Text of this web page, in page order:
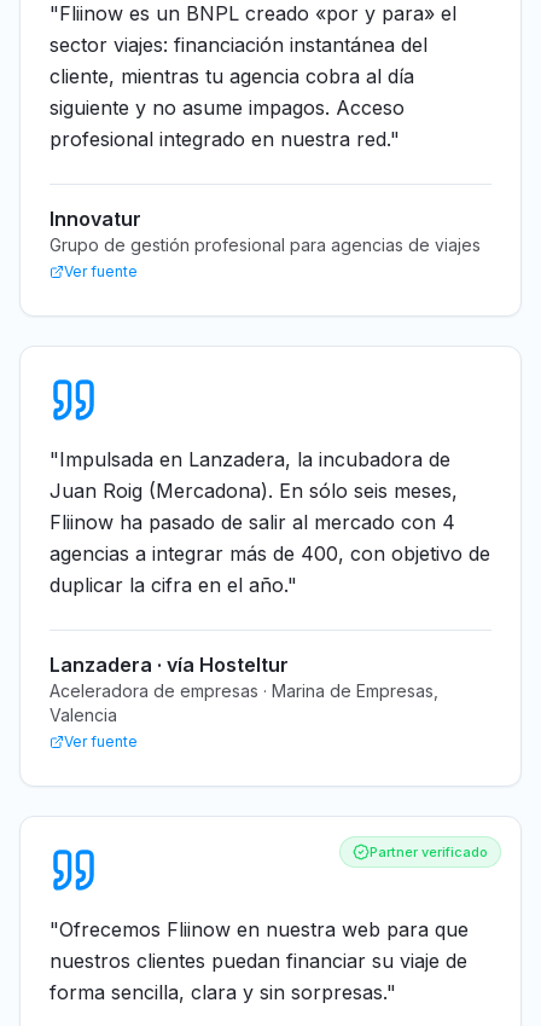
"Fliinow es un BNPL creado «por y para» el
sector viajes: financiación instantánea del
cliente, mientras tu agencia cobra al día
siguiente y no asume impagos. Acceso
profesional integrado en nuestra red."
Innovatur
Grupo de gestión profesional para agencias de viajes
Ver fuente
"Impulsada en Lanzadera, la incubadora de
Juan Roig (Mercadona). En sólo seis meses,
Fliinow ha pasado de salir al mercado con 4
agencias a integrar más de 400, con objetivo de
duplicar la cifra en el año."
Lanzadera · vía Hosteltur
Aceleradora de empresas · Marina de Empresas,
Valencia
Ver fuente
Partner verificado
"Ofrecemos Fliinow en nuestra web para que
nuestros clientes puedan financiar su viaje de
forma sencilla, clara y sin sorpresas."